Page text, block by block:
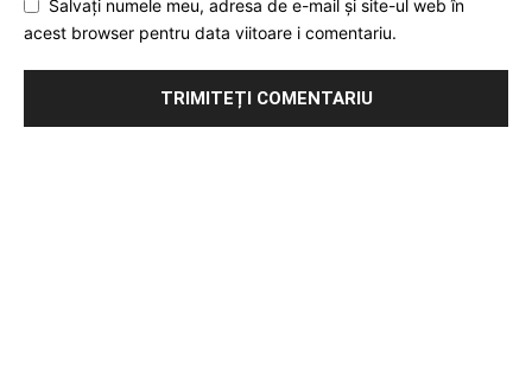
Salvați numele meu, adresa de e-mail și site-ul web în
acest browser pentru data viitoare i comentariu.